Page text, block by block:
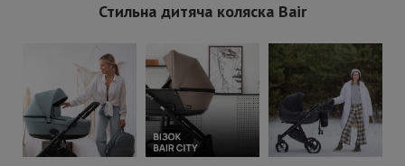
Стильна дитяча коляска Bair